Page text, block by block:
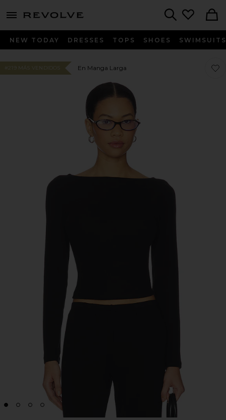
menu - shows more content
NEW TODAY DRESSES TOPS SHOES SWIMSUITS
#219 MÁS VENDIDOS En Manga Larga